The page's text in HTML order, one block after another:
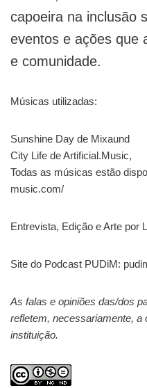
capoeira na inclusão
eventos e ações que
e comunidade.
Músicas utilizadas:
Sunshine Day de Mixaund
City Life de Artificial.Music,
Todas as músicas estão
music.com/
Entrevista, Edição e Arte por
Site do Podcast PUDiM:
As falas e opiniões das/dos
refletem, necessariamente, a
instituição.